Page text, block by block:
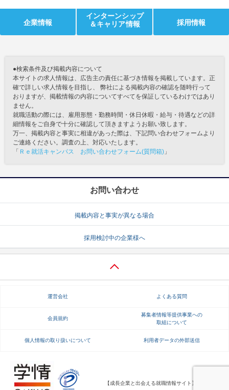
企業情報
インターンシップ
＆キャリア情報
採用情報
●検索条件及び掲載内容について
本サイトの求人情報は、広告主の責任に基づき情報を掲載しています。正
確で詳しい求人情報を目指し、 弊社による掲載内容の確認を随時行って
おりますが、掲載情報の内容についてすべてを保証しているわけではあり
ません。
就職活動の際には、雇用形態・勤務時間・休日休暇・給与・待遇などの詳
細情報をご自身で十分に確認して頂きますようお願い致します。
万一、掲載内容と事実に相違があった際は、下記問い合わせフォームより
ご連絡ください。調査の上、対応いたします。
「 Ｒｅ就活キャンパス お問い合わせフォーム(質問箱) 」
お問い合わせ
掲載内容と事実が異なる場合
採用検討中の企業様へ
運営会社 よくある質問
会員規約
募集者情報等提供事業への
取組について
個人情報の取り扱いについて 利用者データの外部送信
【成長企業と出会える就職情報サイト】